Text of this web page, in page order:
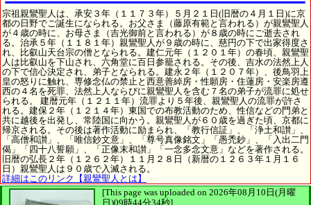
宗祖親鸞聖人は、承安３年（１１７３年）５月２１日(旧暦の４月１日)に京
都の日野でご誕生になられる。お父さま（藤原有範と言われる）が親鸞聖人
が４歳の時に、お母さま（吉光御前と言われる）が８歳の時にご逝去され
る。治承５年（１１８１年）親鸞聖人が９歳の時に、慈円の下で出家得度さ
れ、比叡山天台宗の僧となられる。建仁元年（１２０１年）の春頃、親鸞聖
人は比叡山を下山され、六角堂に百日参籠される。その後、吉水の法然上人
の下で信心決定され、弟子となられる。建永２年（１２０７年）、後鳥羽上
皇の怒りに触れ、専修念仏の禁止と西意善綽房・性願房・住蓮房・安楽房遵
西の４名を死罪、法然上人ならびに親鸞聖人を含む７名の弟子が流罪に処せ
られる。 建暦元年（１２１１年）流罪より５年後、親鸞聖人の流罪が許さ
れる。建保２年（１２１４年）東国での布教活動のため、性信などの門弟と
共に越後を出発し、常陸国に向かう。親鸞聖人が６０歳を過ぎた頃、京都に
帰京される。その後は著作活動に励まられ、「教行信証」、「浄土和讃」、
「高僧和讃」、「唯信鈔文意」、「尊号真像銘文」「愚禿鈔」、「入出二門
偈」「四十八誓願」、「正像末和讃」「一念多念文意」などを著作される。
旧暦の弘長２年（１２６２年）１１月２８日（新暦の１２６３年１月１６
日）親鸞聖人は９０歳で入滅される。
詳細はこのリンク【親鸞聖人とは】
[This page was uploaded on 2026年08月10日(月曜
日)09時44分34秒]